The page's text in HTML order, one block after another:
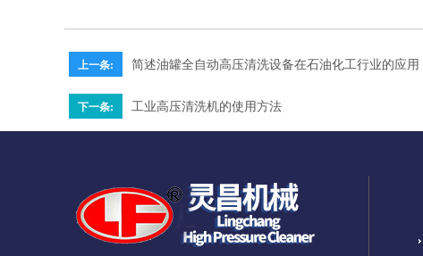
上一条: 简述油罐全自动高压清洗设备在石油化工行业的应用
下一条: 工业高压清洗机的使用方法